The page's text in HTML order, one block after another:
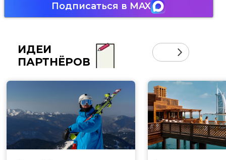
Подписаться в MAX
ИДЕИ
ПАРТНЁРОВ